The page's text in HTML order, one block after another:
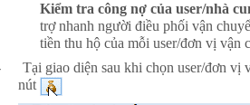
Kiểm tra công nợ của user/nhà
trợ nhanh người điều phối vận
tiền thu hộ của mỗi user/đơn vị vận
Tại giao diện sau khi chọn user/đơn vị
nút